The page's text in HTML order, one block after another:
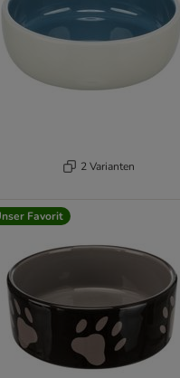
2 Varianten
Favorit